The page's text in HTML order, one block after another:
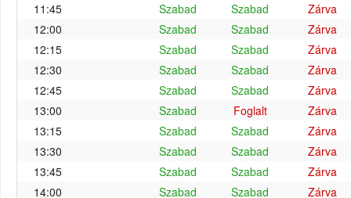
11:45
Szabad Szabad
Zárva
12:00
Szabad Szabad
Zárva
12:15
Szabad Szabad
Zárva
12:30
Szabad Szabad
Zárva
12:45
Szabad Szabad
Zárva
13:00
Szabad Foglalt
Zárva
13:15
Szabad Szabad
Zárva
13:30
Szabad Szabad
Zárva
13:45
Szabad Szabad
Zárva
14:00
Szabad Szabad
Zárva